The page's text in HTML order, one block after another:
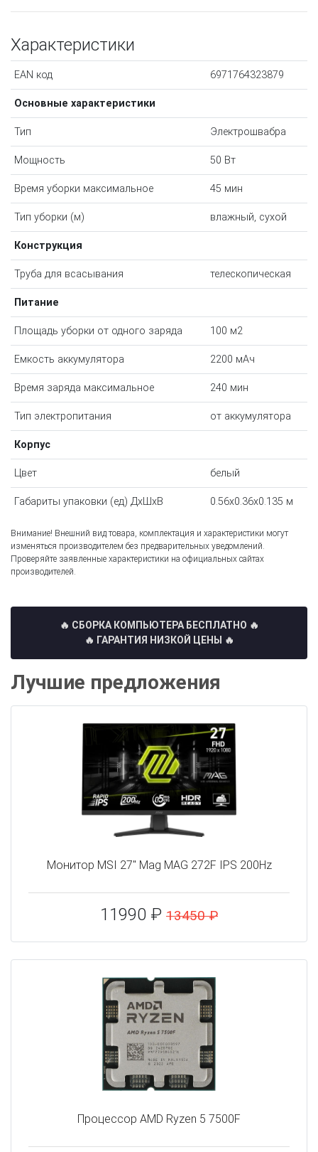
Характеристики
EAN код 6971764323879
Основные характеристики
Тип Электрошвабра
Мощность 50 Вт
Время уборки максимальное 45 мин
Тип уборки (м) влажный, сухой
Конструкция
Труба для всасывания телескопическая
Питание
Площадь уборки от одного заряда 100 м2
Емкость аккумулятора 2200 мAч
Время заряда максимальное 240 мин
Тип электропитания от аккумулятора
Корпус
Цвет белый
Габариты упаковки (ед) ДхШхВ 0.56x0.36x0.135 м
Внимание! Внешний вид товара, комплектация и характеристики могут
изменяться производителем без предварительных уведомлений.
Проверяйте заявленные характеристики на официальных сайтах
производителей.
🔥 СБОРКА КОМПЬЮТЕРА БЕСПЛАТНО 🔥
🔥 ГАРАНТИЯ НИЗКОЙ ЦЕНЫ 🔥
Лучшие предложения
Монитор MSI 27" Mag MAG 272F IPS 200Hz
11990 ₽ 13450 ₽
Процессор AMD Ryzen 5 7500F